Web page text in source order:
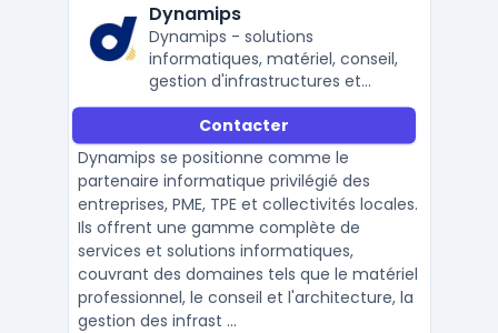
Dynamips
Dynamips - solutions
informatiques, matériel, conseil,
gestion d'infrastructures et
sécurité
Contacter
Dynamips se positionne comme le
partenaire informatique privilégié des
entreprises, PME, TPE et collectivités locales.
Ils offrent une gamme complète de
services et solutions informatiques,
couvrant des domaines tels que le matériel
professionnel, le conseil et l'architecture, la
gestion des infrast ...